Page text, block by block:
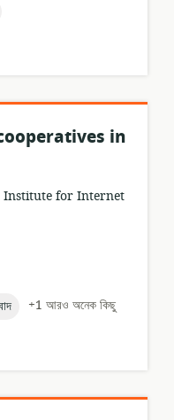
in
for Internet
+1 আরও অনেক কিছু